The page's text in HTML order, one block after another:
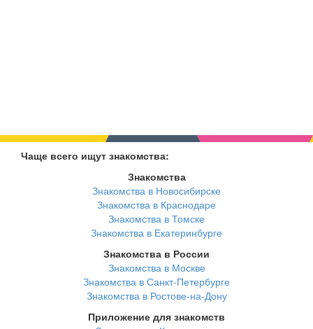
Чаще всего ищут знакомства:
Знакомства
Знакомства в Новосибирске
Знакомства в Краснодаре
Знакомства в Томске
Знакомства в Екатеринбурге
Знакомства в России
Знакомства в Москве
Знакомства в Санкт-Петербурге
Знакомства в Ростове-на-Дону
Приложение для знакомств